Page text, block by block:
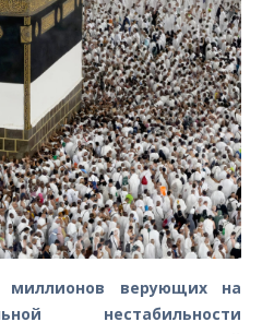
миллионов верующих на
нестабильности